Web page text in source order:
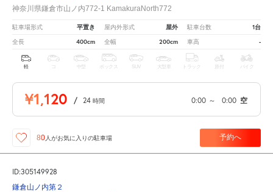
神奈川県鎌倉市山ノ内772-1 KamakuraNorth772
駐車場形式 平置き 屋内外形式 屋外 駐車台数 1台
全長 400cm 全幅 200cm 車高 -
軽 中型 ボックス SUV 大型車 トラック 原付 バイク
¥1,120 / 24 時間 0:00 ～ 0:00 空
80 人がお気に入りの駐車場 予約へ
ID:305149928
鎌倉山ノ内第２